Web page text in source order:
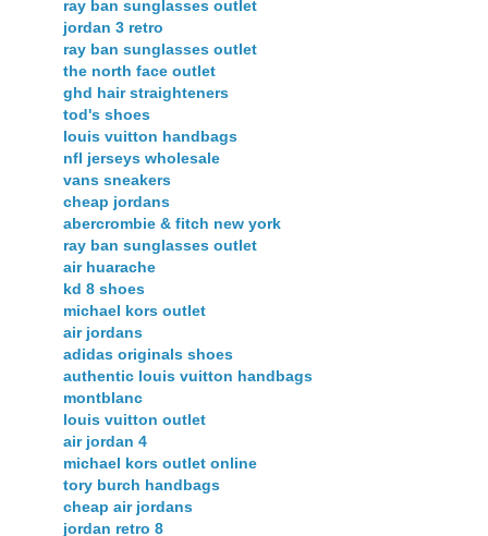
ray ban sunglasses outlet
jordan 3 retro
ray ban sunglasses outlet
the north face outlet
ghd hair straighteners
tod's shoes
louis vuitton handbags
nfl jerseys wholesale
vans sneakers
cheap jordans
abercrombie & fitch new york
ray ban sunglasses outlet
air huarache
kd 8 shoes
michael kors outlet
air jordans
adidas originals shoes
authentic louis vuitton handbags
montblanc
louis vuitton outlet
air jordan 4
michael kors outlet online
tory burch handbags
cheap air jordans
jordan retro 8